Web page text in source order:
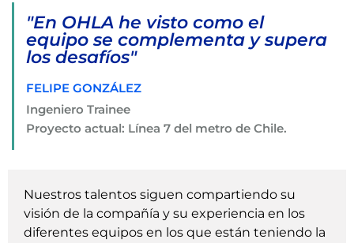
"En OHLA he visto como el
equipo se complementa y supera
los desafíos"
FELIPE GONZÁLEZ
Ingeniero Trainee
Proyecto actual: Línea 7 del metro de Chile.
Nuestros talentos siguen compartiendo su
visión de la compañía y su experiencia en los
diferentes equipos en los que están teniendo la